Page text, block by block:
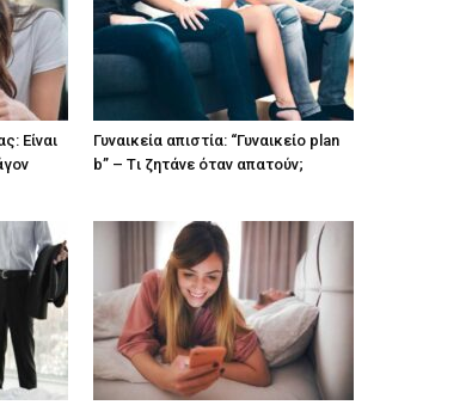
Είναι
Γυναικεία απιστία: “Γυναικείο plan
b” – Tι ζητάνε όταν απατούν;